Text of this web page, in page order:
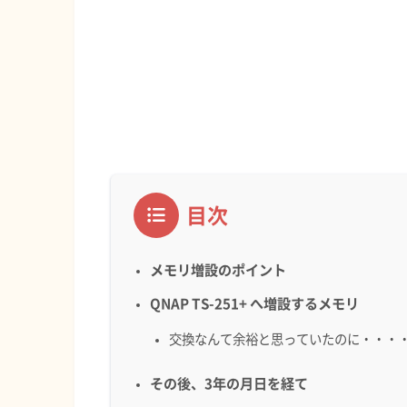
目次
メモリ増設のポイント
QNAP TS-251+ へ増設するメモリ
交換なんて余裕と思っていたのに・・・
その後、3年の月日を経て